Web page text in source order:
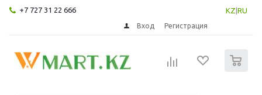
+7 727 31 22 666 KZ RU
Вход Регистрация